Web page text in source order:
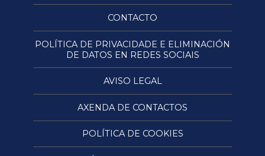
CONTACTO
POLÍTICA DE PRIVACIDADE E ELIMINACIÓN
DE DATOS EN REDES SOCIAIS
AVISO LEGAL
AXENDA DE CONTACTOS
POLÍTICA DE COOKIES